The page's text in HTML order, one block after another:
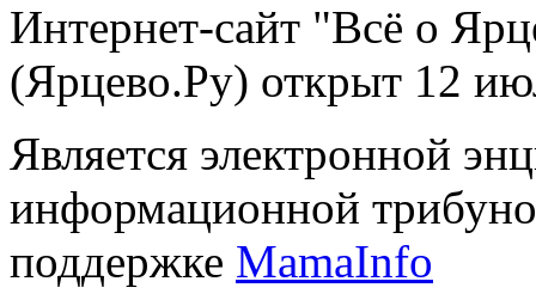
Интернет-сайт "Всё о
(Ярцево.Ру) открыт 12
Является электронной
информационной
поддержке MamaInfo